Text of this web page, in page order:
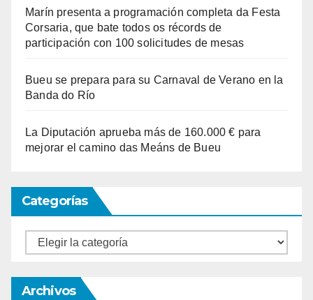
Marín presenta a programación completa da Festa
Corsaria, que bate todos os récords de
participación con 100 solicitudes de mesas
Bueu se prepara para su Carnaval de Verano en la
Banda do Río
La Diputación aprueba más de 160.000 € para
mejorar el camino das Meáns de Bueu
Categorías
Categorías
Archivos